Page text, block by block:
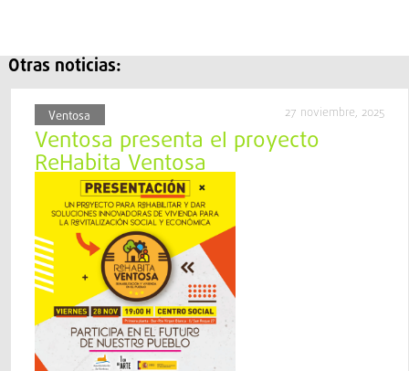
Otras noticias:
Ventosa 27 noviembre, 2025
Ventosa presenta el proyecto
ReHabita Ventosa